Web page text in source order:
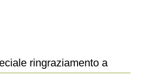
ringraziamento a